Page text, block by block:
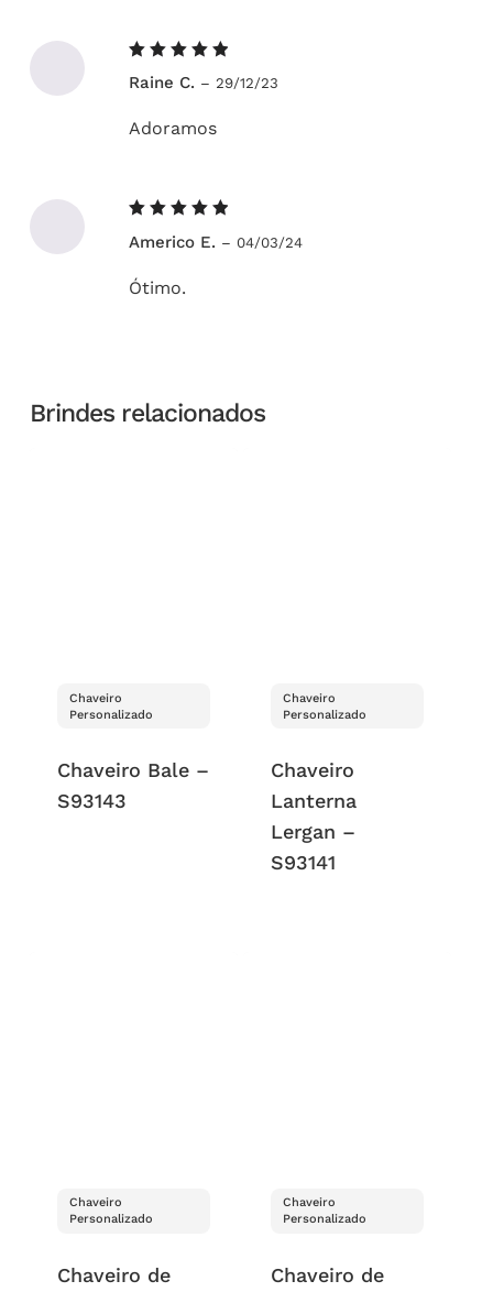
5de 5
Raine C. – 29/12/23
Adoramos
5de 5
Americo E. – 04/03/24
Ótimo.
Brindes relacionados
Chaveiro
Personalizado
Chaveiro Bale –
S93143
Chaveiro
Personalizado
Chaveiro
Lanterna
Lergan –
S93141
Chaveiro
Personalizado
Chaveiro de
Chaveiro
Personalizado
Chaveiro de